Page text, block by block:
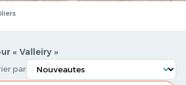
« Valleiry »
par